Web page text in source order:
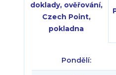
doklady, ověřování,
Czech Point,
pokladna
Pondělí: